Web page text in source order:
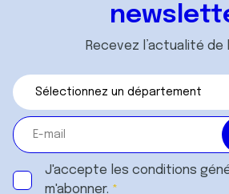
Recevez l’actualité de
J'accepte les conditions
m'abonner.